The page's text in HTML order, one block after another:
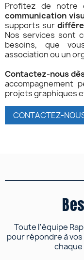
Profitez de notre
communication
supports sur
Nos services sont
besoins, que
association ou un
Contactez-nous
accompagnement
projets graphiques
CONTACTEZ-
Toute l'équipe
pour répondre à